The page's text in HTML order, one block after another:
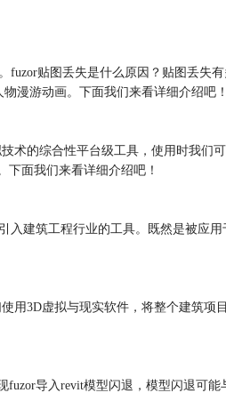
贴图丢失是什么原因？贴图丢失
漫游动画。下面我们来看详细介绍吧！
的综合性平台级工具，使用时我们
面我们来看详细介绍吧！
建筑工程行业的工具。既然是被应
3D虚拟与现实软件，将整个建筑
导入revit模型闪退，模型闪退可